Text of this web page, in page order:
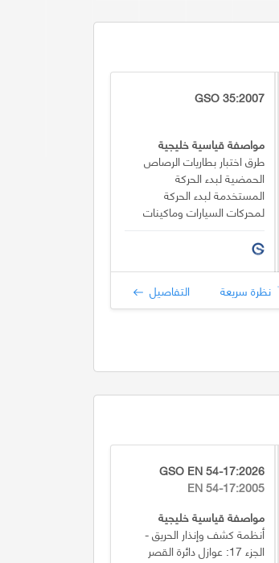
GSO 35:2007
مواصفة قياسية خليجية
طرق اختبار بطاريات الرصاص
الحمضية لبدء الحركة
المستخدمة لبدء الحركة
لمحركات السيارات وماكينات
نظرة سريعة التفاصيل
GSO EN 54-17:2026
EN 54-17:2005
مواصفة قياسية خليجية
أنظمة كشف وإنذار الحريق -
الجزء 17: عوازل دائرة القصر